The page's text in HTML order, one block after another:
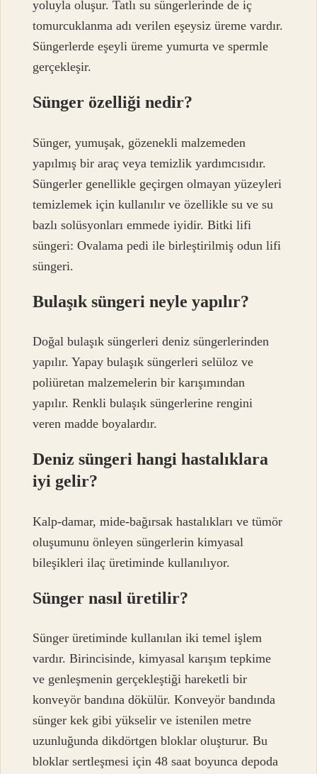
yoluyla oluşur. Tatlı su süngerlerinde de iç
tomurcuklanma adı verilen eşeysiz üreme vardır.
Süngerlerde eşeyli üreme yumurta ve spermle
gerçekleşir.
Sünger özelliği nedir?
Sünger, yumuşak, gözenekli malzemeden
yapılmış bir araç veya temizlik yardımcısıdır.
Süngerler genellikle geçirgen olmayan yüzeyleri
temizlemek için kullanılır ve özellikle su ve su
bazlı solüsyonları emmede iyidir. Bitki lifi
süngeri: Ovalama pedi ile birleştirilmiş odun lifi
süngeri.
Bulaşık süngeri neyle yapılır?
Doğal bulaşık süngerleri deniz süngerlerinden
yapılır. Yapay bulaşık süngerleri selüloz ve
poliüretan malzemelerin bir karışımından
yapılır. Renkli bulaşık süngerlerine rengini
veren madde boyalardır.
Deniz süngeri hangi hastalıklara
iyi gelir?
Kalp-damar, mide-bağırsak hastalıkları ve tümör
oluşumunu önleyen süngerlerin kimyasal
bileşikleri ilaç üretiminde kullanılıyor.
Sünger nasıl üretilir?
Sünger üretiminde kullanılan iki temel işlem
vardır. Birincisinde, kimyasal karışım tepkime
ve genleşmenin gerçekleştiği hareketli bir
konveyör bandına dökülür. Konveyör bandında
sünger kek gibi yükselir ve istenilen metre
uzunluğunda dikdörtgen bloklar oluşturur. Bu
bloklar sertleşmesi için 48 saat boyunca depoda